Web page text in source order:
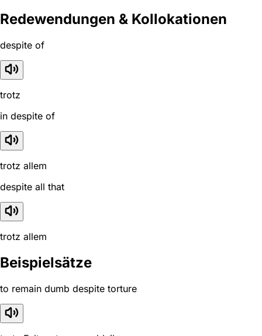
Redewendungen & Kollokationen
despite of
trotz
in despite of
trotz allem
despite all that
trotz allem
Beispielsätze
to remain dumb despite torture